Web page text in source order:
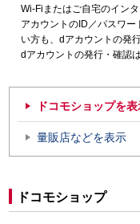
Wi-Fiまたはご自宅のイン
アカウントのID／パスワ
い方も、dアカウントの発
dアカウントの発行・確認
ドコモショップを
量販店などを表示
ドコモショップ